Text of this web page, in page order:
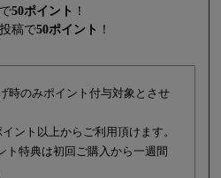
50ポイント ！
稿で50ポイント ！
時のみポイント付与対象とさせ
ント以上からご利用頂けます。
ト特典は初回ご購入から一週間